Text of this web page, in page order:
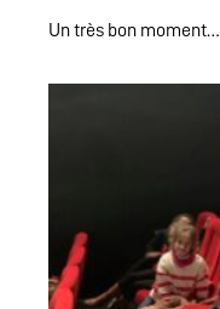
Un très bon moment…